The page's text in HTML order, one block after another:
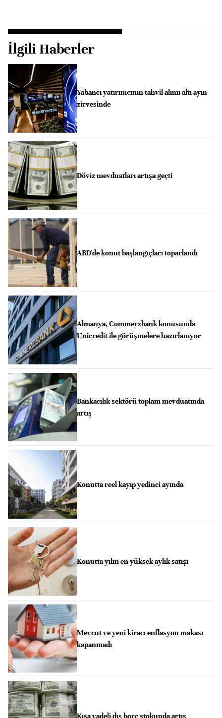
İlgili Haberler
Yabancı yatırımcının tahvil alımı altı ayın
zirvesinde
Döviz mevduatları artışa geçti
ABD'de konut başlangıçları toparlandı
Almanya, Commerzbank konusunda
Unicredit ile görüşmelere hazırlanıyor
Bankacılık sektörü toplam mevduatında
artış
Konutta reel kayıp yedinci ayında
Konutta yılın en yüksek aylık satışı
Mevcut ve yeni kiracı enflasyon makası
kapanmadı
Kısa vadeli dış borç stokunda artış